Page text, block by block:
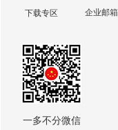
下载专区 企业邮箱
一多不分微信